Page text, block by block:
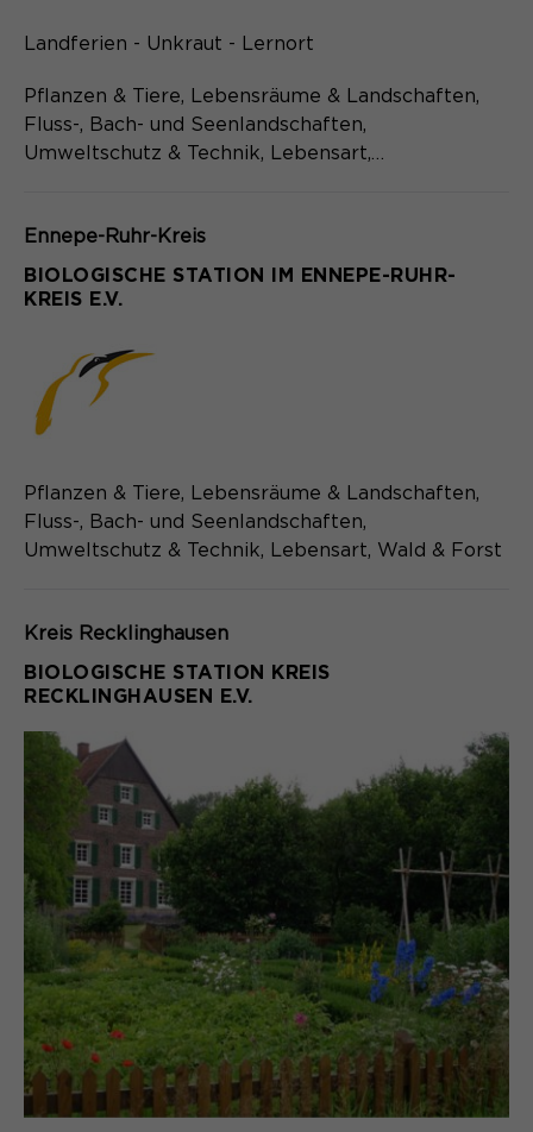
Landferien - Unkraut - Lernort
Pflanzen & Tiere, Lebensräume & Landschaften,
Fluss-, Bach- und Seenlandschaften,
Umweltschutz & Technik, Lebensart,…
Ennepe-Ruhr-Kreis
BIOLOGISCHE STATION IM ENNEPE-RUHR-
KREIS E.V.
Pflanzen & Tiere, Lebensräume & Landschaften,
Fluss-, Bach- und Seenlandschaften,
Umweltschutz & Technik, Lebensart, Wald & Forst
Kreis Recklinghausen
BIOLOGISCHE STATION KREIS
RECKLINGHAUSEN E.V.